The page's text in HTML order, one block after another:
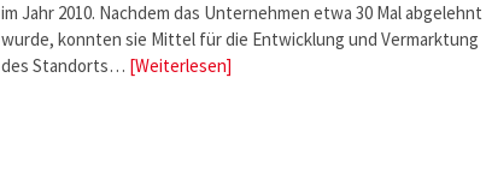
im Jahr 2010. Nachdem das Unternehmen etwa 30 Mal abgelehnt
wurde, konnten sie Mittel für die Entwicklung und Vermarktung
des Standorts… [Weiterlesen]